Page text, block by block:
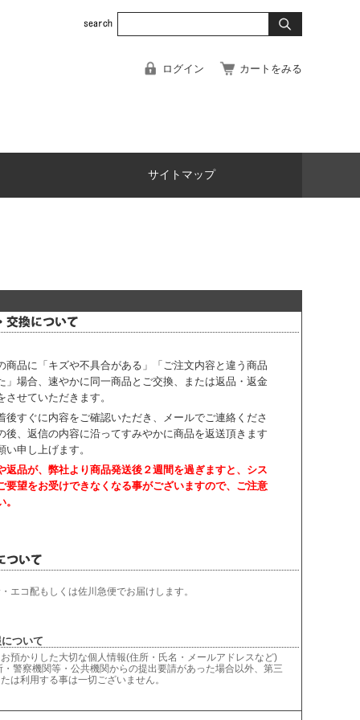
ログイン カートをみる
サイトマップ
商品に「キズや不具合がある」「ご注文内容と違う商品
」場合、速やかに同一商品とご交換、または返品・返金
させていただきます。
後すぐに内容をご確認いただき、
メールでご連絡くださ
後、返信の内容に沿ってすみやかに商品を返送頂きます
い申し上げます。
返品が、弊社より商品発送後２週間を過ぎますと、 シス
要望をお受けできなくなる事がございますので、ご注意
エコ配もしくは佐川急便でお届けします。
ついて
預かりした大切な個人情報(住所・氏名・メールアドレスなど)
・警察機関等・公共機関からの提出要請があった場合以外、第三
は利用する事は一切ございません。